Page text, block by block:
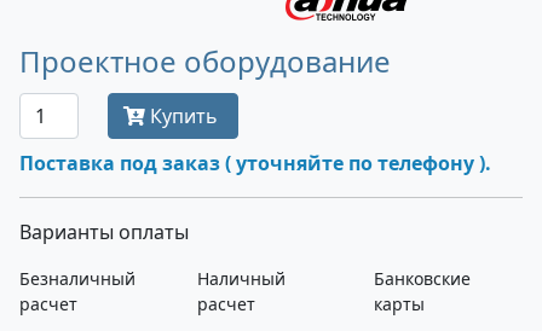
Проектное оборудование
Купить
Поставка под заказ ( уточняйте по телефону ).
Варианты оплаты
Безналичный
расчет
Наличный
расчет
Банковские
карты